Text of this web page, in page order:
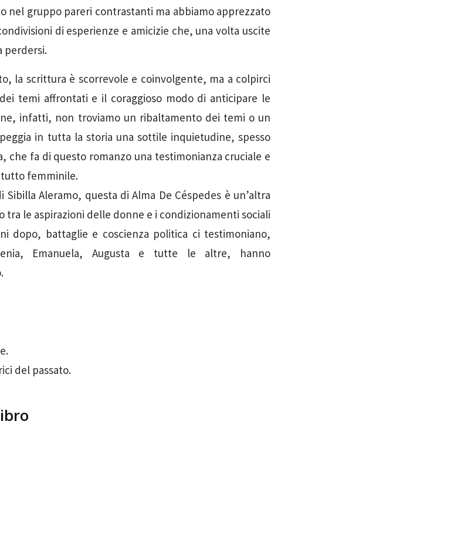
nel gruppo pareri contrastanti ma abbiamo apprezzato
di esperienze e amicizie che, una volta uscite
perdersi.
la scrittura è scorrevole e coinvolgente, ma a colpirci
temi affrontati e il coraggioso modo di anticipare le
infatti, non troviamo un ribaltamento dei temi o un
in tutta la storia una sottile inquietudine, spesso
che fa di questo romanzo una testimonianza cruciale e
femminile.
Sibilla Aleramo, questa di Alma De Céspedes è un’altra
tra le aspirazioni delle donne e i condizionamenti sociali
dopo, battaglie e coscienza politica ci testimoniano,
Emanuela, Augusta e tutte le altre, hanno
del passato.